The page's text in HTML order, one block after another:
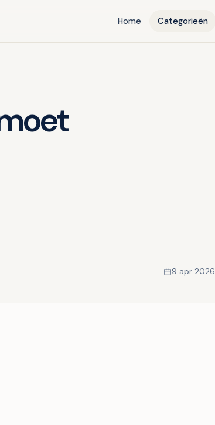
Home Categorieën
9 apr 2026